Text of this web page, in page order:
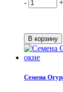
-
+
Семена